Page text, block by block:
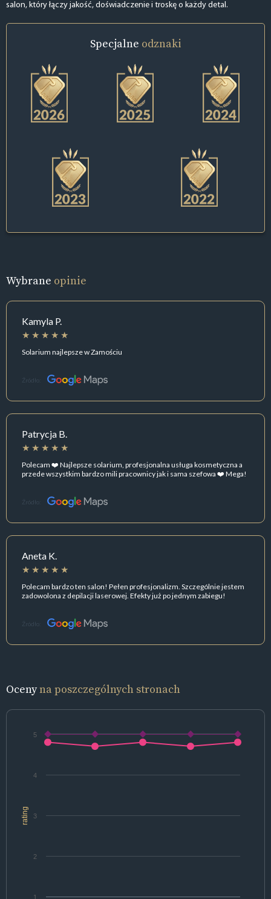
salon, który łączy jakość, doświadczenie i troskę o każdy detal.
Specjalne odznaki
Wybrane opinie
Kamyla P.
Solarium najlepsze w Zamościu
Źródło:
Patrycja B.
Polecam ❤️ Najlepsze solarium, profesjonalna usługa kosmetyczna a
przede wszystkim bardzo mili pracownicy jak i sama szefowa ❤️ Mega!
Źródło:
Aneta K.
Polecam bardzo ten salon! Pełen profesjonalizm. Szczególnie jestem
zadowolona z depilacji laserowej. Efekty już po jednym zabiegu!
Źródło:
Ocenyna poszczególnych stronach
rating
1
2
3
4
5